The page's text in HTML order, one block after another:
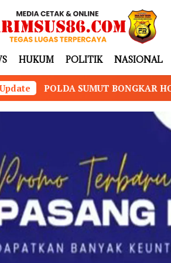
HUKUM POLITIK NASIONAL
HOME INDUSTRI VAPE